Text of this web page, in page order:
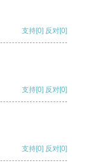
支持[0] 反对[0]
支持[0] 反对[0]
支持[0] 反对[0]